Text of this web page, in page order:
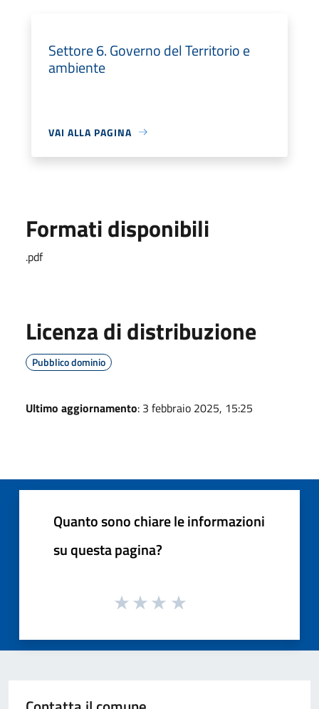
Settore 6. Governo del Territorio e
ambiente
VAI ALLA PAGINA
Formati disponibili
.pdf
Licenza di distribuzione
Pubblico dominio
Ultimo aggiornamento: 3 febbraio 2025, 15:25
Quanto sono chiare le informazioni
su questa pagina?